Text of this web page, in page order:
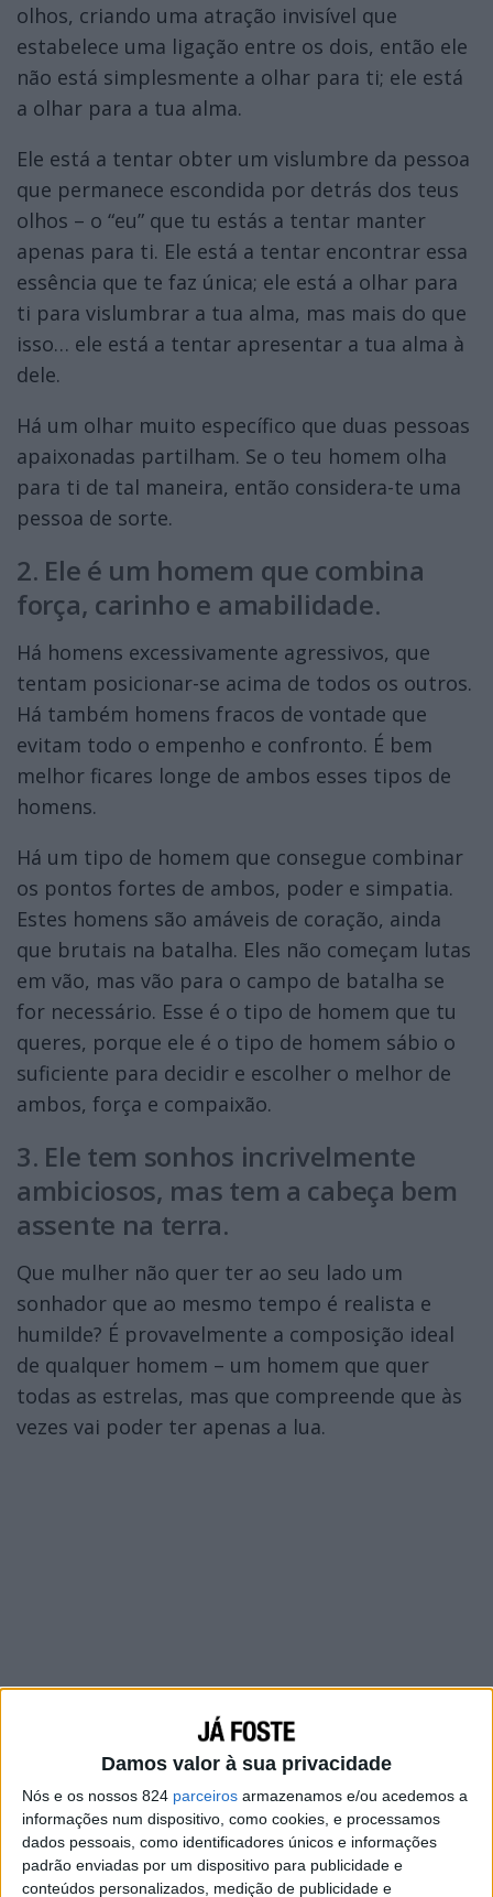
Damos valor à sua privacidade
Nós e os nossos 824 parceiros armazenamos e/ou acedemos a
informações num dispositivo, como cookies, e processamos
dados pessoais, como identificadores únicos e informações
padrão enviadas por um dispositivo para publicidade e
conteúdos personalizados, medição de publicidade e
olhos, criando uma atração invisível que
estabelece uma ligação entre os dois, então ele
não está simplesmente a olhar para ti; ele está
a olhar para a tua alma.
Ele está a tentar obter um vislumbre da pessoa
que permanece escondida por detrás dos teus
olhos – o “eu” que tu estás a tentar manter
apenas para ti. Ele está a tentar encontrar essa
essência que te faz única; ele está a olhar para
ti para vislumbrar a tua alma, mas mais do que
isso… ele está a tentar apresentar a tua alma à
dele.
Há um olhar muito específico que duas pessoas
apaixonadas partilham. Se o teu homem olha
para ti de tal maneira, então considera-te uma
pessoa de sorte.
2. Ele é um homem que combina
força, carinho e amabilidade.
Há homens excessivamente agressivos, que
tentam posicionar-se acima de todos os outros.
Há também homens fracos de vontade que
evitam todo o empenho e confronto. É bem
melhor ficares longe de ambos esses tipos de
homens.
Há um tipo de homem que consegue combinar
os pontos fortes de ambos, poder e simpatia.
Estes homens são amáveis de coração, ainda
que brutais na batalha. Eles não começam lutas
em vão, mas vão para o campo de batalha se
for necessário. Esse é o tipo de homem que tu
queres, porque ele é o tipo de homem sábio o
suficiente para decidir e escolher o melhor de
ambos, força e compaixão.
3. Ele tem sonhos incrivelmente
ambiciosos, mas tem a cabeça bem
assente na terra.
Que mulher não quer ter ao seu lado um
sonhador que ao mesmo tempo é realista e
humilde? É provavelmente a composição ideal
de qualquer homem – um homem que quer
todas as estrelas, mas que compreende que às
vezes vai poder ter apenas a lua.